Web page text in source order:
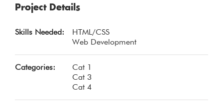
Project Details
Skills Needed:
HTML/CSS
Web Development
Categories:
Cat 1
Cat 3
Cat 4